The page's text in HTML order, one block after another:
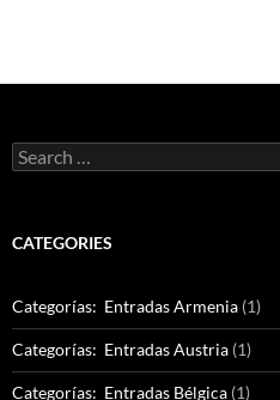
Search
for:
CATEGORIES
Categorías: Entradas Armenia (1)
Categorías: Entradas Austria (1)
Categorías: Entradas Bélgica (1)